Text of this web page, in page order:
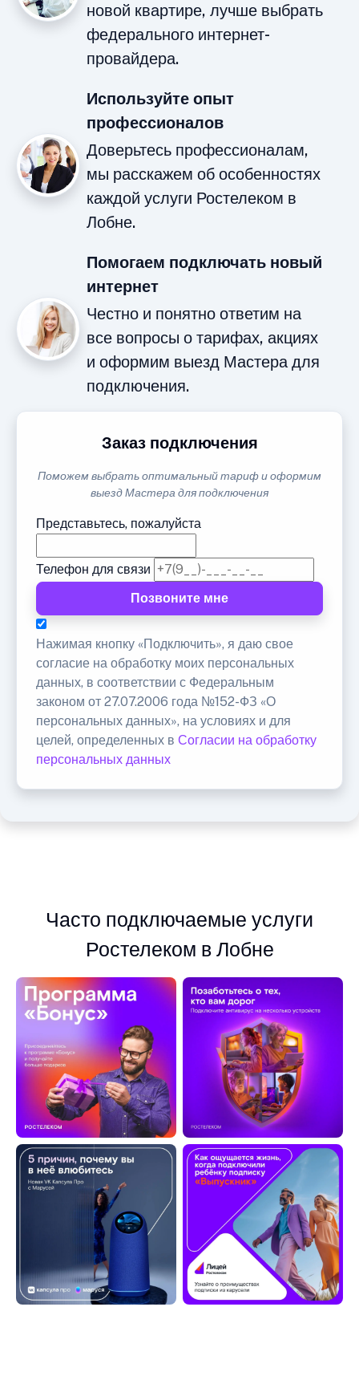
новой квартире, лучше выбрать
федерального интернет-
провайдера.
Используйте опыт
профессионалов
Доверьтесь профессионалам,
мы расскажем об особенностях
каждой услуги Ростелеком в
Лобне.
Помогаем подключать новый
интернет
Честно и понятно ответим на
все вопросы о тарифах, акциях
и оформим выезд Мастера для
подключения.
Заказ подключения
Поможем выбрать оптимальный тариф и оформим
выезд Мастера для подключения
Представьтесь, пожалуйста
Телефон для связи
Позвоните мне
Нажимая кнопку «Подключить», я даю свое
согласие на обработку моих персональных
данных, в соответствии с Федеральным
законом от 27.07.2006 года №152-ФЗ «О
персональных данных», на условиях и для
целей, определенных в Согласии на обработку
персональных данных
Часто подключаемые услуги
Ростелеком в Лобне